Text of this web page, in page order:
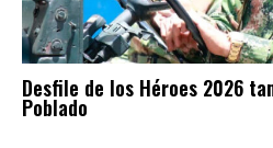
Desfile de los Héroes 2026
Poblado